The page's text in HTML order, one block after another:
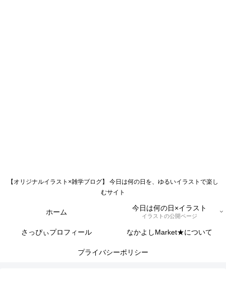
【オリジナルイラスト×雑学ブログ】 今日は何の日を、ゆるいイラストで楽し
むサイト
ホーム 今日は何の日×イラスト
イラストの公開ページ
さっぴぃプロフィール なかよしMarket★について
プライバシーポリシー